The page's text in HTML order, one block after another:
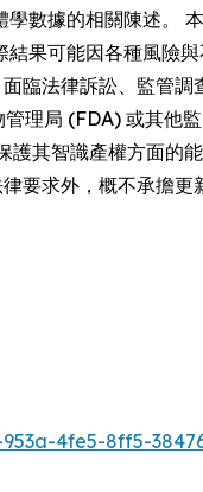
數據的相關陳述。
果可能因各種風險
臨法律訴訟、監管調
理局 (FDA) 或其他監
其智識產權方面的
要求外，概不承擔更
4fe5-8ff5-